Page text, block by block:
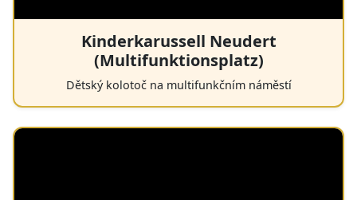
Kinderkarussell Neudert
(Multifunktionsplatz)
Dětský kolotoč na multifunkčním náměstí